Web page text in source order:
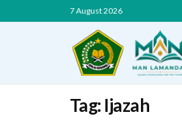
7 August 2026
Tag: Ijazah